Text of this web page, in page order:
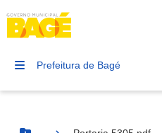
Prefeitura de Bagé